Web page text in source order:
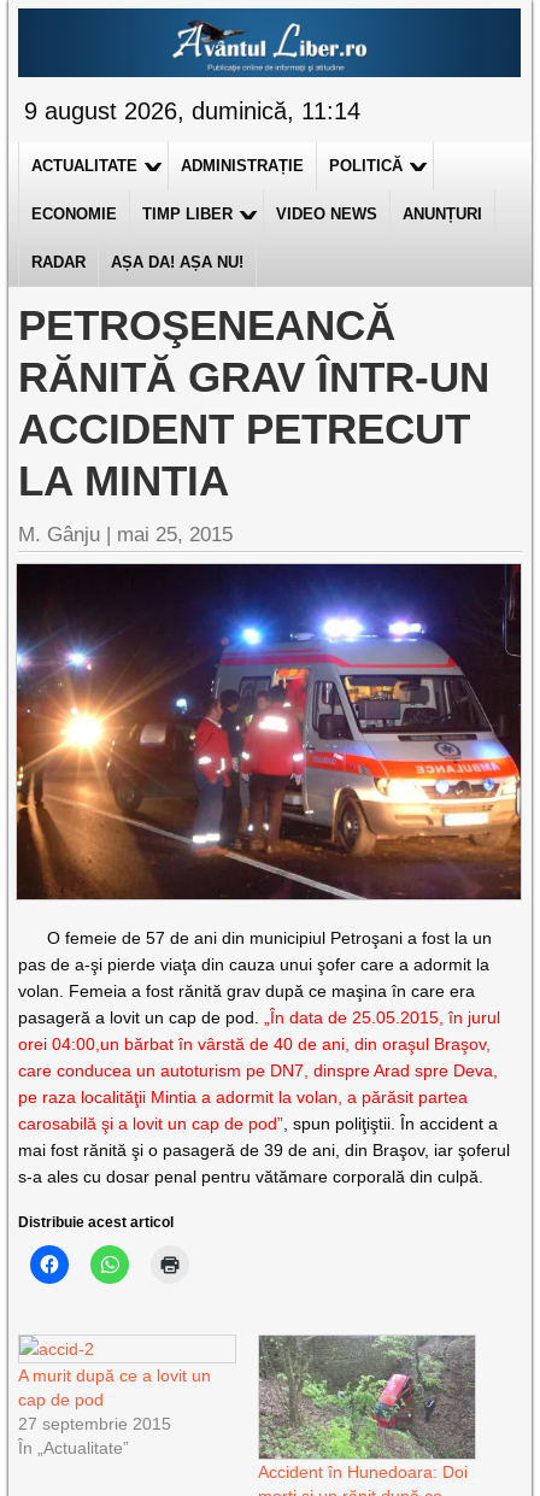
9 august 2026, duminică, 11:14
ACTUALITATE ADMINISTRAȚIE POLITICĂ
ECONOMIE TIMP LIBER VIDEO NEWS ANUNȚURI
RADAR AȘA DA! AȘA NU!
PETROŞENEANCĂ
RĂNITĂ GRAV ÎNTR-UN
ACCIDENT PETRECUT
LA MINTIA
M. Gânju | mai 25, 2015
O femeie de 57 de ani din municipiul Petroşani a fost la un
pas de a-şi pierde viaţa din cauza unui şofer care a adormit la
volan. Femeia a fost rănită grav după ce maşina în care era
pasageră a lovit un cap de pod.
„În data de 25.05.2015, în jurul
orei 04:00,un bărbat în vârstă de 40 de ani, din oraşul Braşov,
care conducea un autoturism pe DN7, dinspre Arad spre Deva,
pe raza localităţii Mintia a adormit la volan, a părăsit partea
carosabilă şi a lovit un cap de pod” , spun poliţiştii. În accident a
mai fost rănită şi o pasageră de 39 de ani, din Braşov, iar şoferul
s-a ales cu dosar penal pentru vătămare corporală din culpă.
Distribuie acest articol
A murit după ce a lovit un
cap de pod
27 septembrie 2015
În „Actualitate”
Accident în Hunedoara: Doi